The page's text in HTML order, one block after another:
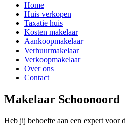
Home
Huis verkopen
Taxatie huis
Kosten makelaar
Aankoopmakelaar
Verhuurmakelaar
Verkoopmakelaar
Over ons
Contact
Makelaar Schoonoord
Heb jij behoefte aan een expert